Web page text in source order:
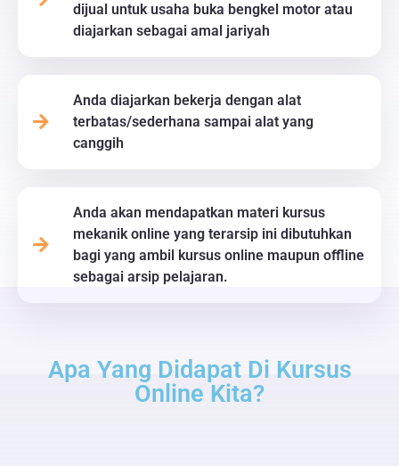
dijual untuk usaha buka bengkel motor atau
diajarkan sebagai amal jariyah
Anda diajarkan bekerja dengan alat
terbatas/sederhana sampai alat yang
canggih
Anda akan mendapatkan materi kursus
mekanik online yang terarsip ini dibutuhkan
bagi yang ambil kursus online maupun offline
sebagai arsip pelajaran.
Apa Yang Didapat Di Kursus
Online Kita?